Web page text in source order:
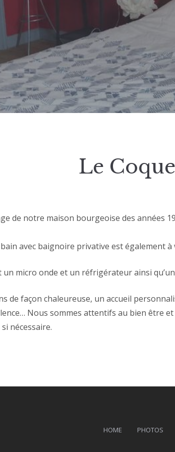
Le
de notre maison bourgeoise des années
avec baignoire privative est également
micro onde et un réfrigérateur ainsi
de façon chaleureuse, un accueil
Nous sommes attentifs au bien être
nécessaire.
HOME PHOTOS